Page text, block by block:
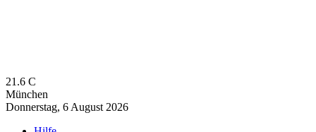
21.6 C
München
Donnerstag, 6 August 2026